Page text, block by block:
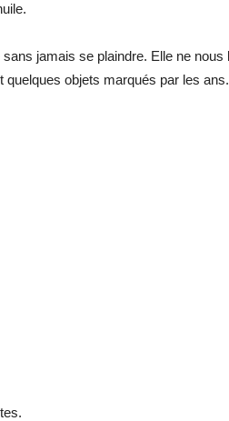
jamais se plaindre. Elle ne
quelques objets marqués par les ans.